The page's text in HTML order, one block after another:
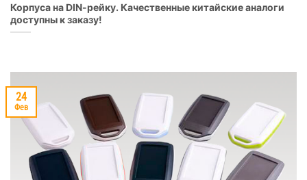
Корпуса на DIN-рейку. Качественные китайские аналоги
доступны к заказу!
24
Фев